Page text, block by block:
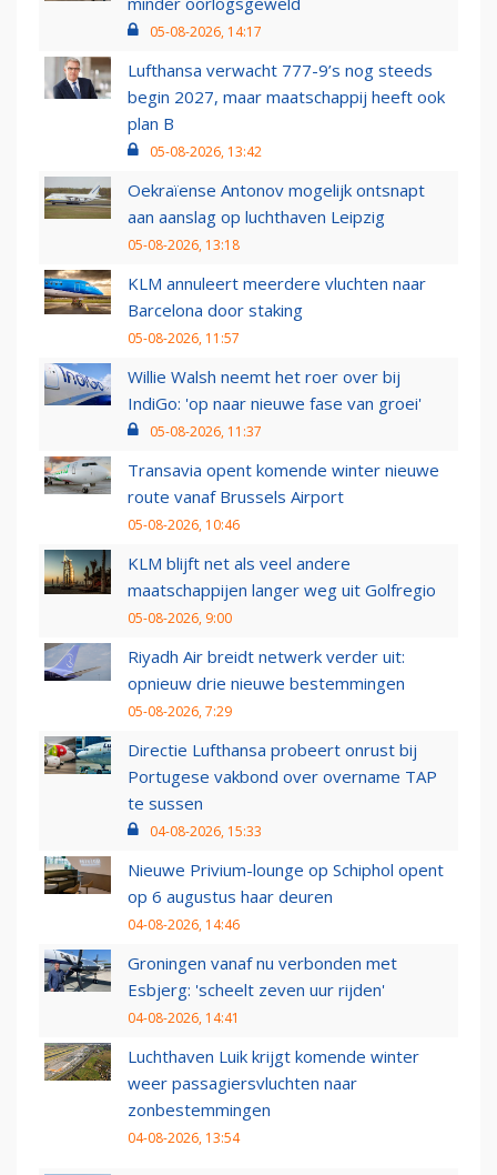
05-08-2026, 14:17
Lufthansa verwacht 777-9’s nog steeds
begin 2027, maar maatschappij heeft ook
plan B
05-08-2026, 13:42
Oekraïense Antonov mogelijk ontsnapt
aan aanslag op luchthaven Leipzig
05-08-2026, 13:18
KLM annuleert meerdere vluchten naar
Barcelona door staking
05-08-2026, 11:57
Willie Walsh neemt het roer over bij
IndiGo: 'op naar nieuwe fase van groei'
05-08-2026, 11:37
Transavia opent komende winter nieuwe
route vanaf Brussels Airport
05-08-2026, 10:46
KLM blijft net als veel andere
maatschappijen langer weg uit Golfregio
05-08-2026, 9:00
Riyadh Air breidt netwerk verder uit:
opnieuw drie nieuwe bestemmingen
05-08-2026, 7:29
Directie Lufthansa probeert onrust bij
Portugese vakbond over overname TAP
te sussen
04-08-2026, 15:33
Nieuwe Privium-lounge op Schiphol opent
op 6 augustus haar deuren
04-08-2026, 14:46
Groningen vanaf nu verbonden met
Esbjerg: 'scheelt zeven uur rijden'
04-08-2026, 14:41
Luchthaven Luik krijgt komende winter
weer passagiersvluchten naar
zonbestemmingen
04-08-2026, 13:54